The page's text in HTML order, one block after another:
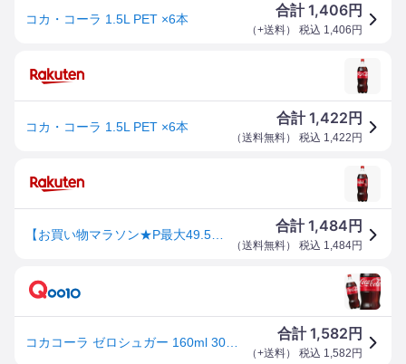
コカ・コーラ 1.5L PET ×6本
合計1,406円
（+送料） 税込 1,406 円
コカ・コーラ 1.5L PET ×6本
合計1,422 円
（送料無料） 税込 1,422 円
合計1,484 円
（送料無料） 税込 1,484円
合計1,582 円
（+送料） 税込 1,582 円